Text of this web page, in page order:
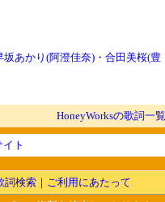
あかり(阿澄佳奈)・合田美桜(豊
HoneyWorksの歌詞一覧
ト
詞検索 ｜ ご利用にあたって